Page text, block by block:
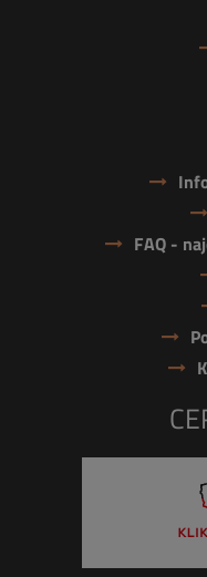
FAQ -